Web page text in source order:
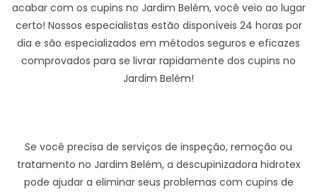
acabar com os cupins no Jardim Belém, você veio ao lugar
certo! Nossos especialistas estão disponíveis 24 horas por
dia e são especializados em métodos seguros e eficazes
comprovados para se livrar rapidamente dos cupins no
Jardim Belém!
Se você precisa de serviços de inspeção, remoção ou
tratamento no Jardim Belém, a descupinizadora hidrotex
pode ajudar a eliminar seus problemas com cupins de